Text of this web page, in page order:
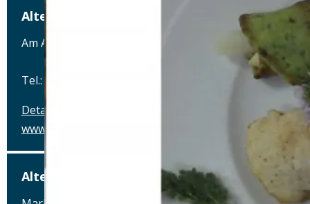
Alter Schlachthof
Am Alten Schlachthof 9, 93055 Regensburg
Tel.: Tel.: 0941-4637770
Details
www.hotel-schlachthof-regensburg.de
Alter Wirt